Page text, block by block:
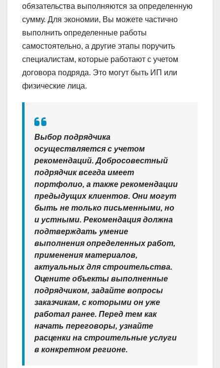
обязательства выполняются за определенную
сумму. Для экономии, Вы можете частично
выполнить определенные работы
самостоятельно, а другие этапы поручить
специалистам, которые работают с учетом
договора подряда. Это могут быть ИП или
физические лица.
Выбор подрядчика
осуществляется с учетом
рекомендаций. Добросовестный
подрядчик всегда имеет
портфолио, а также рекомендации
предыдущих клиентов. Они могут
быть не только письменными, но
и устными. Рекомендация должна
подтверждать умение
выполнения определенных работ,
применения материалов,
актуальных для строительства.
Оцените объекты выполненные
подрядчиком, задайте вопросы
заказчикам, с которыми он уже
работал ранее. Перед тем как
начать переговоры, узнайте
расценки на строительные услуги
в конкретном регионе.